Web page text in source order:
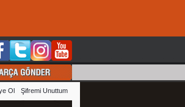
(Ertem), İstek: Güzel Seni Çok
Ol Şifremi Unuttum